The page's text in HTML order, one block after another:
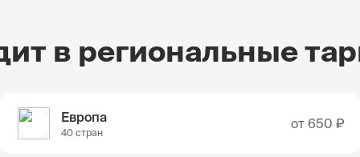
в региональные
Европа
40 стран
от 650 ₽